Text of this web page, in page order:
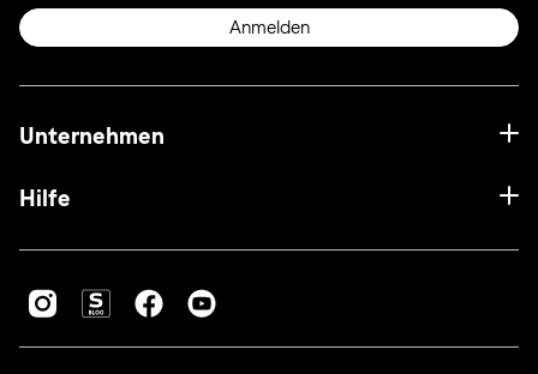
Anmelden
Unternehmen
Hilfe